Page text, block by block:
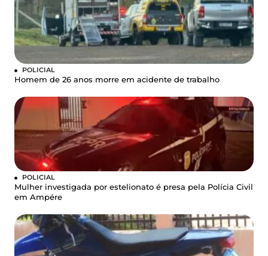
POLICIAL
Homem de 26 anos morre em acidente de trabalho
POLICIAL
Mulher investigada por estelionato é presa pela Polícia Civil
em Ampére